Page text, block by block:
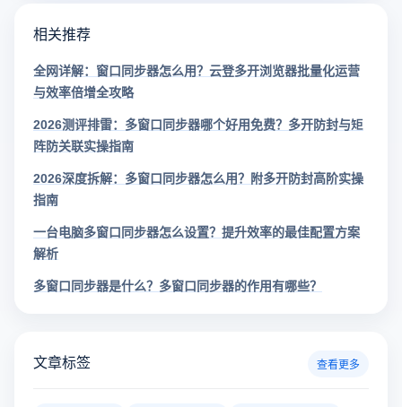
相关推荐
全网详解：窗口同步器怎么用？云登多开浏览器批量化运营
与效率倍增全攻略
2026测评排雷：多窗口同步器哪个好用免费？多开防封与矩
阵防关联实操指南
2026深度拆解：多窗口同步器怎么用？附多开防封高阶实操
指南
一台电脑多窗口同步器怎么设置？提升效率的最佳配置方案
解析
多窗口同步器是什么？多窗口同步器的作用有哪些？
文章标签 查看更多